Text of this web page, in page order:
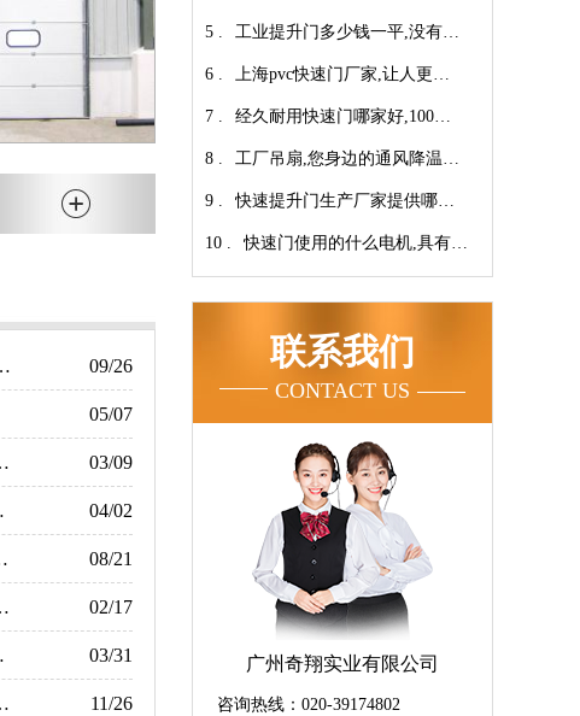
09/26
05/07
03/09
04/02
08/21
02/17
03/31
11/26
小技巧！【广州奇翔】
5 . 工业提升门多少钱一平,没有中
间商差价放心选购【广州奇
翔】
6 . 上海pvc快速门厂家,让人更安
心-广州奇翔
7 . 经久耐用快速门哪家好,100万
次连续开启设计【广州奇翔】
8 . 工厂吊扇,您身边的通风降温专
家！【广州奇翔】
9 . 快速提升门生产厂家提供哪些
服务呢-广州奇翔
10 . 快速门使用的什么电机,具有快
联系我们
CONTACT US
广州奇翔实业有限公司
咨询热线：020-39174802